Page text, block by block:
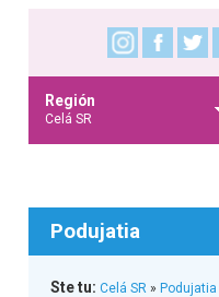
Región
Celá SR
Podujatia
Ste tu: Celá SR» Podujatia